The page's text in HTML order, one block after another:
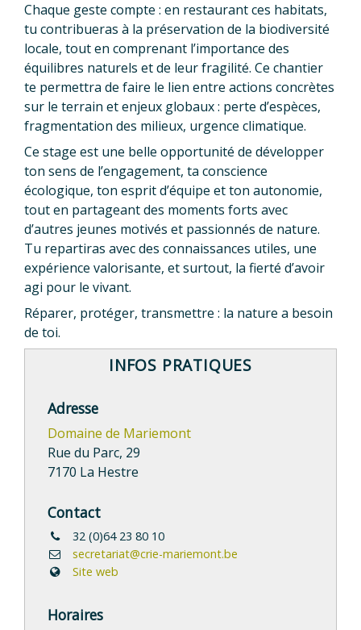
Chaque geste compte : en restaurant ces habitats,
tu contribueras à la préservation de la biodiversité
locale, tout en comprenant l’importance des
équilibres naturels et de leur fragilité. Ce chantier
te permettra de faire le lien entre actions concrètes
sur le terrain et enjeux globaux : perte d’espèces,
fragmentation des milieux, urgence climatique.
Ce stage est une belle opportunité de développer
ton sens de l’engagement, ta conscience
écologique, ton esprit d’équipe et ton autonomie,
tout en partageant des moments forts avec
d’autres jeunes motivés et passionnés de nature.
Tu repartiras avec des connaissances utiles, une
expérience valorisante, et surtout, la fierté d’avoir
agi pour le vivant.
Réparer, protéger, transmettre : la nature a besoin
de toi.
INFOS PRATIQUES
Adresse
Domaine de Mariemont
Rue du Parc, 29
7170 La Hestre
Contact
32 (0)64 23 80 10
secretariat@crie-mariemont.be
Site web
Horaires